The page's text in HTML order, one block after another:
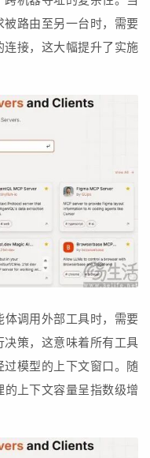
路由至另一台时，需要
接，这大幅提升了实施
体调用外部工具时，需要
策，这意味着所有工具
模型的上下文窗口。随
上下文容量呈指数级增